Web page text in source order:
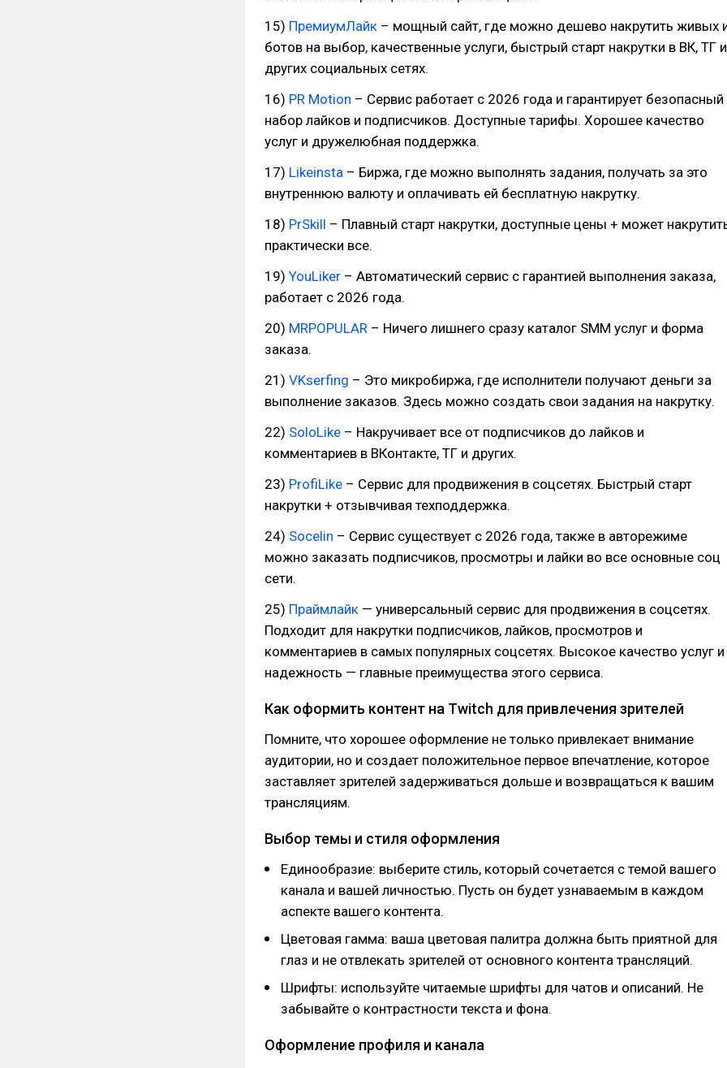
15) ПремиумЛайк – мощный сайт, где можно дешево накрутить живых
ботов на выбор, качественные услуги, быстрый старт накрутки в ВК, ТГ и
других социальных сетях.
16) PR Motion – Сервис работает с 2026 года и гарантирует безопасный
набор лайков и подписчиков. Доступные тарифы. Хорошее качество
услуг и дружелюбная поддержка.
17) Likeinsta – Биржа, где можно выполнять задания, получать за это
внутреннюю валюту и оплачивать ей бесплатную накрутку.
18) PrSkill – Плавный старт накрутки, доступные цены + может
практически все.
19) YouLiker – Автоматический сервис с гарантией выполнения заказа,
работает с 2026 года.
20) MRPOPULAR – Ничего лишнего сразу каталог SMM услуг и форма
заказа.
21) VKserfing – Это микробиржа, где исполнители получают деньги за
выполнение заказов. Здесь можно создать свои задания на накрутку.
22) SoloLike – Накручивает все от подписчиков до лайков и
комментариев в ВКонтакте, ТГ и других.
23) ProfiLike – Сервис для продвижения в соцсетях. Быстрый старт
накрутки + отзывчивая техподдержка.
24) Socelin – Сервис существует с 2026 года, также в авторежиме
можно заказать подписчиков, просмотры и лайки во все основные соц
сети.
25) Праймлайк — универсальный сервис для продвижения в соцсетях.
Подходит для накрутки подписчиков, лайков, просмотров и
комментариев в самых популярных соцсетях. Высокое качество услуг и
надежность — главные преимущества этого сервиса.
Как оформить контент на Twitch для привлечения зрителей
Помните, что хорошее оформление не только привлекает внимание
аудитории, но и создает положительное первое впечатление, которое
заставляет зрителей задерживаться дольше и возвращаться к вашим
трансляциям.
Выбор темы и стиля оформления
Единообразие: выберите стиль, который сочетается с темой вашего
канала и вашей личностью. Пусть он будет узнаваемым в каждом
аспекте вашего контента.
Цветовая гамма: ваша цветовая палитра должна быть приятной для
глаз и не отвлекать зрителей от основного контента трансляций.
Шрифты: используйте читаемые шрифты для чатов и описаний. Не
забывайте о контрастности текста и фона.
Оформление профиля и канала